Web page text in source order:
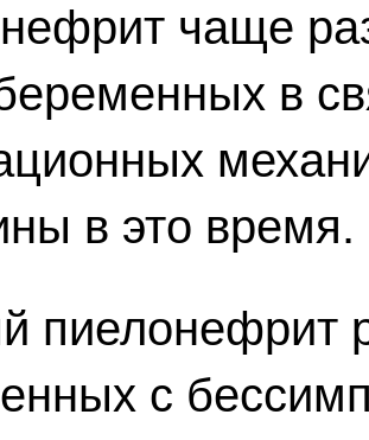
чаще
в
в это время.
пиелонефрит
с